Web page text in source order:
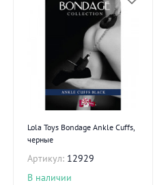
Lola Toys Bondage Ankle Cuffs,
черные
Артикул: 12929
В наличии